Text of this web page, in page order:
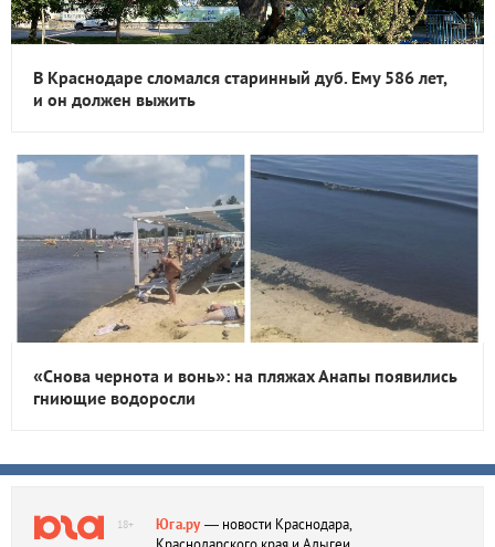
В Краснодаре сломался старинный дуб. Ему 586 лет,
и он должен выжить
«Снова чернота и вонь»: на пляжах Анапы появились
гниющие водоросли
18+ Юга.ру— новости Краснодара,